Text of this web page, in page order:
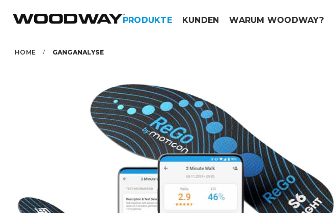
PRODUKTE KUNDEN WARUM WOODWAY?
HOME / GANGANALYSE